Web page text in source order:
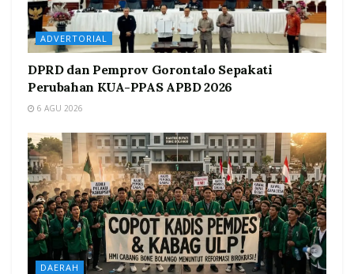
ADVERTORIAL
DPRD dan Pemprov Gorontalo Sepakati
Perubahan KUA-PPAS APBD 2026
6 AGU 2026
DAERAH